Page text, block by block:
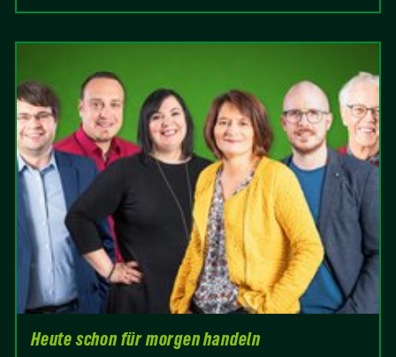
Heute schon für morgen handeln